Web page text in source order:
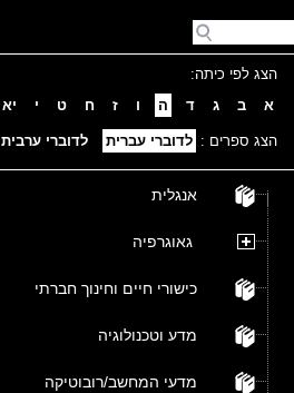
הצג לפי כיתה:
א
ב ג ד ה ו ז ח ט י יא
הצג ספרים : לדוברי עברית לדוברי ערבית
אנגלית
גאוגרפיה
כישורי חיים וחינוך חברתי
מדע וטכנולוגיה
מדעי המחשב/רובוטיקה